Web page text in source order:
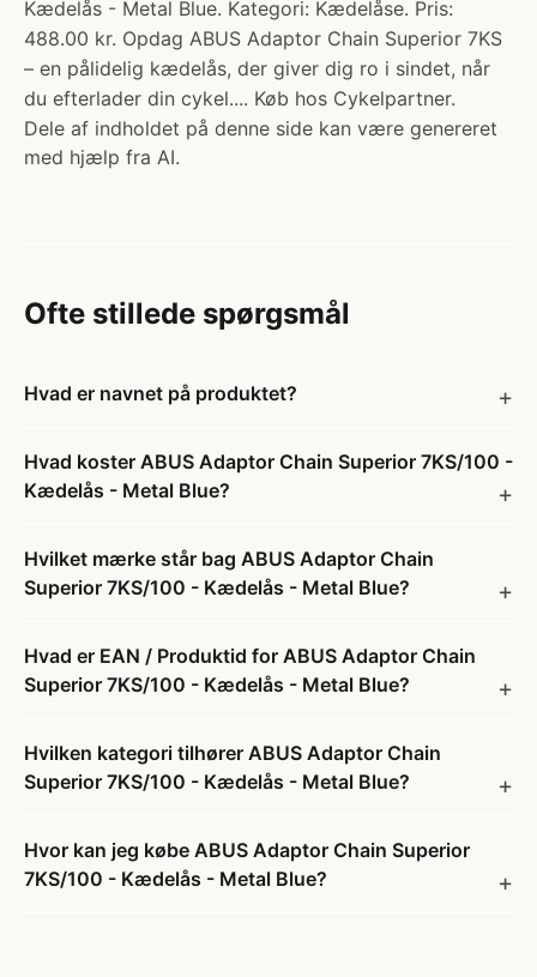
Kædelås - Metal Blue. Kategori: Kædelåse. Pris:
488.00 kr. Opdag ABUS Adaptor Chain Superior 7KS
– en pålidelig kædelås, der giver dig ro i sindet, når
du efterlader din cykel.... Køb hos Cykelpartner.
Dele af indholdet på denne side kan være genereret
med hjælp fra AI.
Ofte stillede spørgsmål
Hvad er navnet på produktet?
Hvad koster ABUS Adaptor Chain Superior 7KS/100 -
Kædelås - Metal Blue?
Hvilket mærke står bag ABUS Adaptor Chain
Superior 7KS/100 - Kædelås - Metal Blue?
Hvad er EAN / Produktid for ABUS Adaptor Chain
Superior 7KS/100 - Kædelås - Metal Blue?
Hvilken kategori tilhører ABUS Adaptor Chain
Superior 7KS/100 - Kædelås - Metal Blue?
Hvor kan jeg købe ABUS Adaptor Chain Superior
7KS/100 - Kædelås - Metal Blue?